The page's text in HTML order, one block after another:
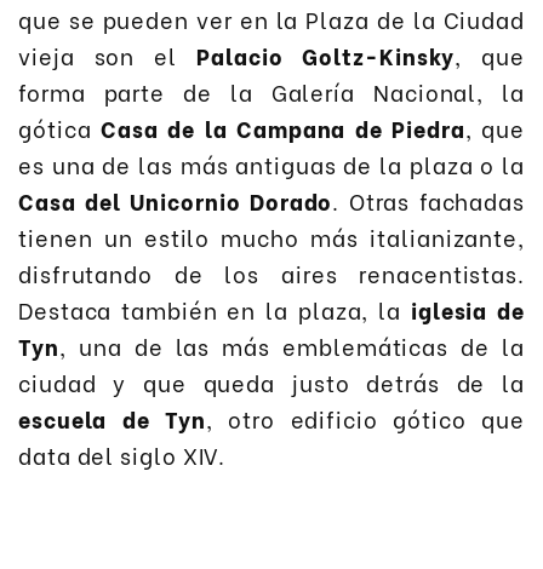
que se pueden ver en la Plaza de la Ciudad
vieja son el Palacio Goltz-Kinsky, que
forma parte de la Galería Nacional, la
góticaCasa de la Campana de Piedra, que
es una de las más antiguas de la plaza o la
Casa del Unicornio Dorado. Otras fachadas
tienen un estilo mucho más italianizante,
disfrutando de los aires renacentistas.
Destaca también en la plaza, la iglesia de
Tyn, una de las más emblemáticas de la
ciudad y que queda justo detrás de la
escuela de Tyn, otro edificio gótico que
data del siglo XIV.